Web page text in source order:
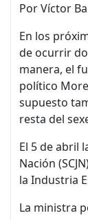
Por Víctor
En los
de ocurrir
manera, el
político
supuesto
resta del
El 5 de abril
Nación
la Industria
La ministra